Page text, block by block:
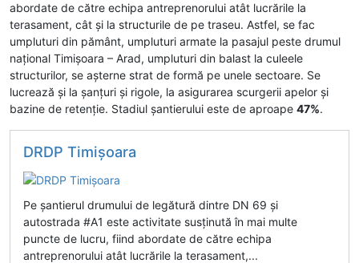
abordate de către echipa antreprenorului atât lucrările la
terasament, cât și la structurile de pe traseu. Astfel, se fac
umpluturi din pământ, umpluturi armate la pasajul peste drumul
național Timișoara – Arad, umpluturi din balast la culeele
structurilor, se așterne strat de formă pe unele sectoare. Se
lucrează și la șanțuri și rigole, la asigurarea scurgerii apelor și
bazine de retenție. Stadiul șantierului este de aproape 47%.
DRDP Timişoara
Pe șantierul drumului de legătură dintre DN 69 și
autostrada #A1 este activitate susținută în mai multe
puncte de lucru, fiind abordate de către echipa
antreprenorului atât lucrările la terasament,...